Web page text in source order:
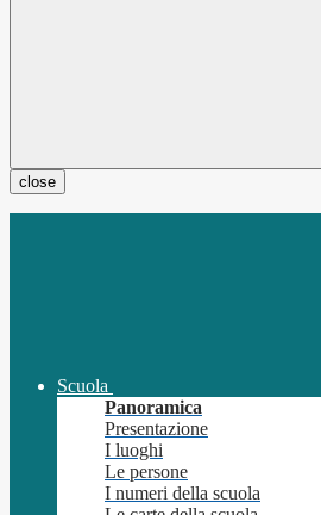
close
Scuola
Panoramica
Presentazione
I luoghi
Le persone
I numeri della scuola